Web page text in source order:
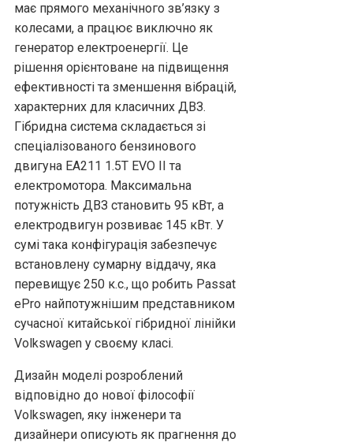
має прямого механічного зв’язку з
колесами, а працює виключно як
генератор електроенергії. Це
рішення орієнтоване на підвищення
ефективності та зменшення вібрацій,
характерних для класичних ДВЗ.
Гібридна система складається зі
спеціалізованого бензинового
двигуна EA211 1.5T EVO II та
електромотора. Максимальна
потужність ДВЗ становить 95 кВт, а
електродвигун розвиває 145 кВт. У
сумі така конфігурація забезпечує
встановлену сумарну віддачу, яка
перевищує 250 к.с., що робить Passat
ePro найпотужнішим представником
сучасної китайської гібридної лінійки
Volkswagen у своєму класі.
Дизайн моделі розроблений
відповідно до нової філософії
Volkswagen, яку інженери та
дизайнери описують як прагнення до